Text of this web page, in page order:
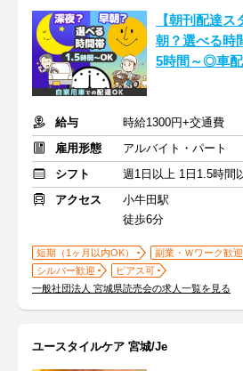
【朝刊配達
朝？選べる時
5時間～◎車
給与
時給1300円+交通費
雇用形態
アルバイト・パート
シフト
週1日以上 1日1.5時間
アクセス
小牛田駅
徒歩6分
短期（1ヶ月以内OK） 副業・Ｗワーク歓迎
シルバー歓迎
ピアス可
一般社団法人 宮城県読売会の求人一覧を見る
ユースタイルケア 宮城/Je